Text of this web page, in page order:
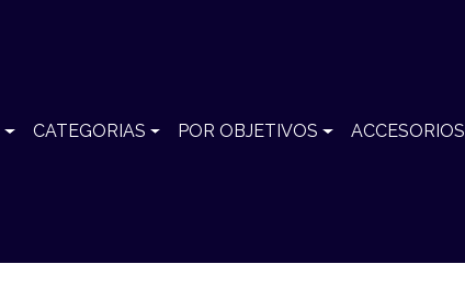
CATEGORIAS POR OBJETIVOS ACCESORIOS